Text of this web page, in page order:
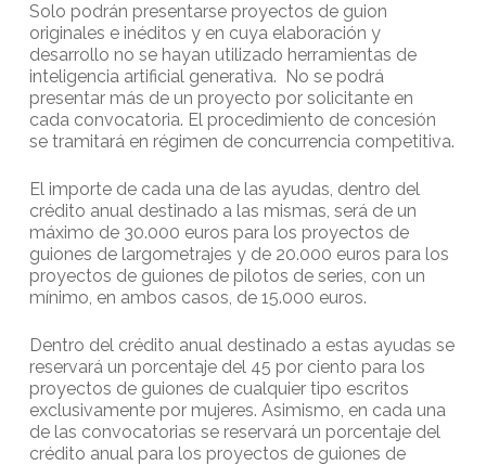
Solo podrán presentarse proyectos de guion
originales e inéditos y en cuya elaboración y
desarrollo no se hayan utilizado herramientas de
inteligencia artificial generativa. No se podrá
presentar más de un proyecto por solicitante en
cada convocatoria. El procedimiento de concesión
se tramitará en régimen de concurrencia competitiva.
El importe de cada una de las ayudas, dentro del
crédito anual destinado a las mismas, será de un
máximo de 30.000 euros para los proyectos de
guiones de largometrajes y de 20.000 euros para los
proyectos de guiones de pilotos de series, con un
mínimo, en ambos casos, de 15.000 euros.
Dentro del crédito anual destinado a estas ayudas se
reservará un porcentaje del 45 por ciento para los
proyectos de guiones de cualquier tipo escritos
exclusivamente por mujeres. Asimismo, en cada una
de las convocatorias se reservará un porcentaje del
crédito anual para los proyectos de guiones de